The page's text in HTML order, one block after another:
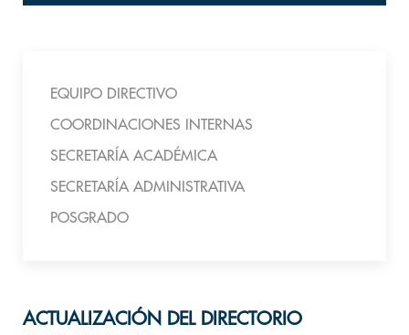
EQUIPO DIRECTIVO
COORDINACIONES INTERNAS
SECRETARÍA ACADÉMICA
SECRETARÍA ADMINISTRATIVA
POSGRADO
ACTUALIZACIÓN DEL DIRECTORIO